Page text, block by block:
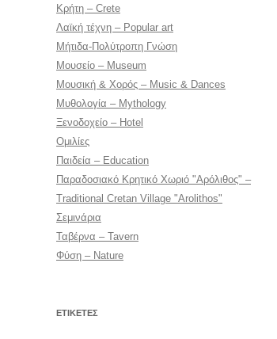
Κρήτη – Crete
Λαϊκή τέχνη – Popular art
Μήτιδα-Πολύτροπη Γνώση
Μουσείο – Museum
Μουσική & Χορός – Music & Dances
Μυθολογία – Mythology
Ξενοδοχείο – Hotel
Ομιλίες
Παιδεία – Education
Παραδοσιακό Κρητικό Χωριό "Αρόλιθος" –
Traditional Cretan Village "Arolithos"
Σεμινάρια
Ταβέρνα – Tavern
Φύση – Nature
ΕΤΙΚΈΤΕΣ